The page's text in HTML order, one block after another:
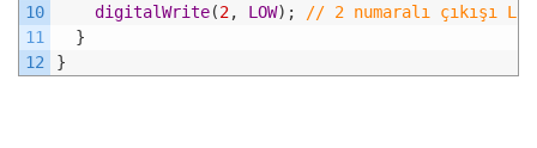
10
11
12
digitalWrite(2, LOW) ;
// 2 numaralı çıkışı
}
}